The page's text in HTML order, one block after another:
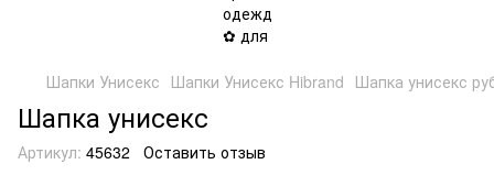
Шапки Унисекс Шапки Унисекс Hibrand Шапка унисекс
Шапка унисекс
Артикул: 45632 Оставить отзыв